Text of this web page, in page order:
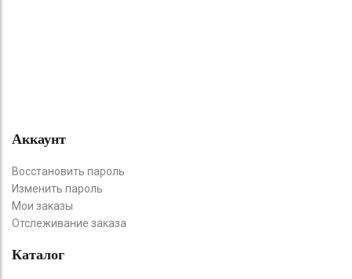
Аккаунт
Восстановить пароль
Изменить пароль
Мои заказы
Отслеживание заказа
Каталог